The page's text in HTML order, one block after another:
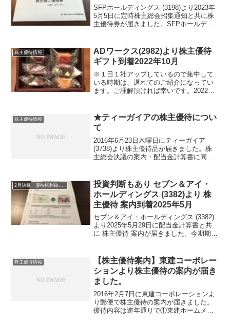
SFPホールディングス (3198)より2023年
5月5日に定時株主総会招集通知と共に株
主優待券が届きました。SFPホールディ
SFPホールディングス(3198) ...
株主優待情報
ADワークス(2982)より株主優待
ギフト到着2022年10月
※１日１社アップしているので集中して
いる時期は、遅れてのご紹介になってい
ます。ご理解頂ければ幸いです。2022年
ADワークス(2982)について 銘柄紹介ま
ず...
株主優待情報
★ティーガイアの株主優待につい
て
2016年6月23日木曜日にティーガイア
(3738)より株主優待品が届きました。株
主総会決議の案内・配当金計算書に同封
ー専門ショップにて利用できる３０００
円分...
投資判断もあり セブン＆アイ・
ホールディングス (3382)より 株
主優待 案内到着2025年5月
セブン＆アイ・ホールディングス (3382)
より2025年5月29日に配当金計算書と共
に 株主優待 案内が届きました。今期期末
紹介まず銘柄について簡単にご紹...
株主優待情報
【株主優待案内】東建コーポレー
ションより株主優待の案内が届き
ました。
2016年2月7日に東建コーポレーションよ
り郵便で株主優待の案内が届きました。
優待内容は連年通りで①東建ホームメイ